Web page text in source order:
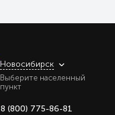
Новосибирск
Выберите населенный
пункт
8 (800) 775-86-81